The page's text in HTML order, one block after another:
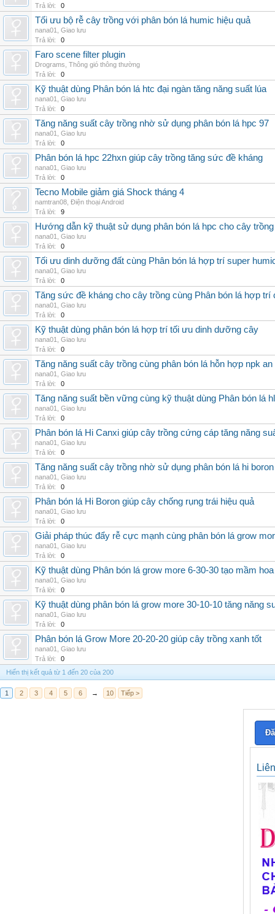
Trả lời:
0
Tối ưu bộ rễ cây trồng với phân bón lá humic hiệu quả
nana01
Giao lưu
Trả lời:
0
Faro scene filter plugin
Drograms Thông gió thông thường
Trả lời:
0
Kỹ thuật dùng Phân bón lá htc đại ngàn tăng năng suất lúa
nana01
Giao lưu
Trả lời:
0
Tăng năng suất cây trồng nhờ sử dụng phân bón lá hpc 97
nana01
Giao lưu
Trả lời:
0
Phân bón lá hpc 22hxn giúp cây trồng tăng sức đề kháng
nana01
Giao lưu
Trả lời:
0
Tecno Mobile giảm giá Shock tháng 4
namtran08 Điện thoại Android
Trả lời:
9
Hướng dẫn kỹ thuật sử dụng phân bón lá hpc cho cây trồng
nana01
Giao lưu
Trả lời:
0
Tối ưu dinh dưỡng đất cùng Phân bón lá hợp trí super
nana01
Giao lưu
Trả lời:
0
Tăng sức đề kháng cho cây trồng cùng Phân bón lá hợp trí
nana01
Giao lưu
Trả lời:
0
Kỹ thuật dùng phân bón lá hợp trí tối ưu dinh dưỡng cây
nana01
Giao lưu
Trả lời:
0
Tăng năng suất cây trồng cùng phân bón lá hỗn hợp npk an
nana01
Giao lưu
Trả lời:
0
Tăng năng suất bền vững cùng kỹ thuật dùng Phân bón lá
nana01
Giao lưu
Trả lời:
0
Phân bón lá Hi Canxi giúp cây trồng cứng cáp tăng năng
nana01
Giao lưu
Trả lời:
0
Tăng năng suất cây trồng nhờ sử dụng phân bón lá hi
nana01
Giao lưu
Trả lời:
0
Phân bón lá Hi Boron giúp cây chống rụng trái hiệu quả
nana01
Giao lưu
Trả lời:
0
Giải pháp thúc đẩy rễ cực mạnh cùng phân bón lá grow
nana01
Giao lưu
Trả lời:
0
Kỹ thuật dùng Phân bón lá grow more 6-30-30 tạo mầm hoa
nana01
Giao lưu
Trả lời:
0
Kỹ thuật dùng phân bón lá grow more 30-10-10 tăng năng
nana01
Giao lưu
Trả lời:
0
Phân bón lá Grow More 20-20-20 giúp cây trồng xanh tốt
nana01
Giao lưu
Trả lời:
0
Hiển thị kết quả từ 1 đến 20 của 200
1 2 3 4 5 6 → 10 Tiếp >